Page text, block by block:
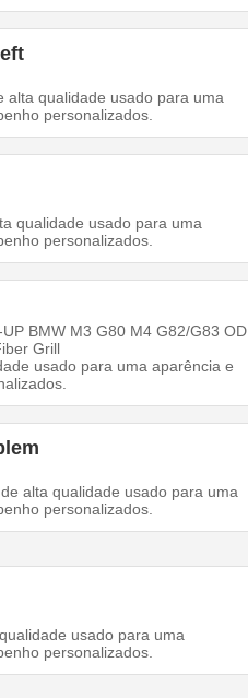
alta qualidade usado para uma
personalizados.
qualidade usado para uma
personalizados.
BMW M3 G80 M4 G82/G83 OD
Grill
usado para uma aparência e
alta qualidade usado para uma
personalizados.
usado para uma
personalizados.